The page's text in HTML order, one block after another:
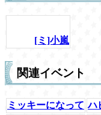
[ミ]小嵐
関連イベント
ミッキーになって ハ